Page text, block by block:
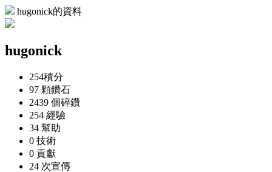
hugonick的資料
hugonick
254積分
97 顆鑽石
2439 個碎鑽
254 經驗
34 幫助
0 技術
0 貢獻
24 次宣傳